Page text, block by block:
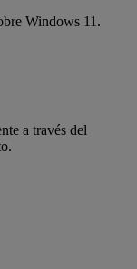
Windows 11.
a través del